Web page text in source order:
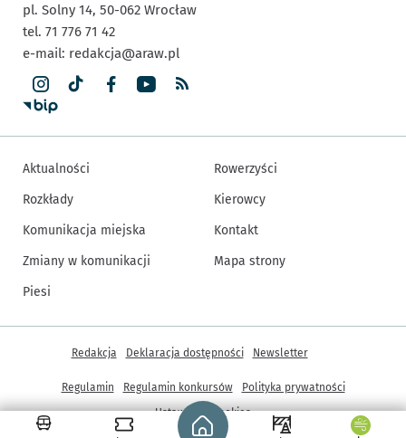
Strona główna - wroclaw.pl
pl. Solny 14, 50-062 Wrocław
tel. 71 776 71 42
e-mail: redakcja@araw.pl
Aktualności
Rozkłady
Komunikacja miejska
Zmiany w komunikacji
Piesi
Rowerzyści
Kierowcy
Kontakt
Mapa strony
Inne informacje
Redakcja Deklaracja dostępności Newsletter
Regulamin Regulamin konkursów
Polityka prywatności
Ustawienia cookies